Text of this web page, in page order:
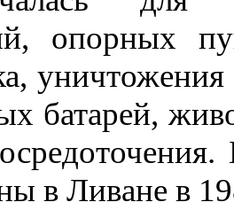
опорных
батарей,
в Ливане в